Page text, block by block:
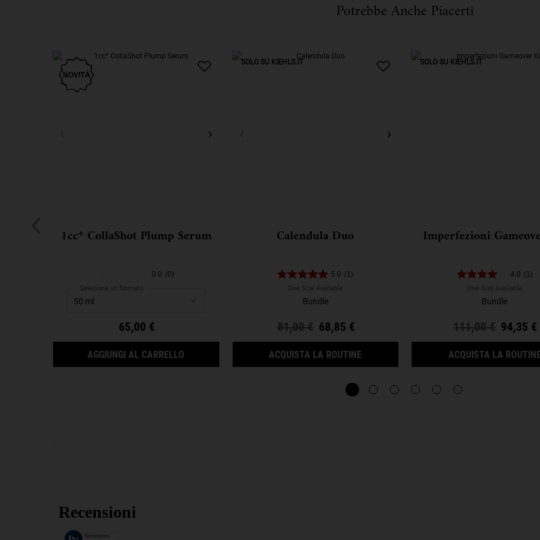
Potrebbe Anche Piacerti
1cc* CollaShot Plump Serum
0.0 (0)
Seleziona un formato
65,00 €
AGGIUNGI AL CARRELLO 1CC* COLLASHOT PLUMP SERUM
SOLO SU KIEHLS.IT
Calendula Duo
5.0 (1)
One Size Available
Bundle
Old price
81,00 € New price
68,85 €
ACQUISTA LA ROUTINE
SOLO SU KIEHLS.IT
Imperfezioni
4.0 (1)
One Size Available
Bundle
Old price
111,00 € New
94,35 €
ACQUISTA LA ROUTINE